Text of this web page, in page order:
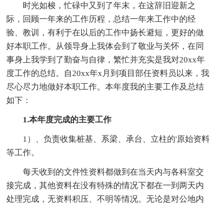
时光如梭，忙碌中又到了年末，在这辞旧迎新之
际，回顾一年来的工作历程，总结一年来工作中的经
验、教训，有利于在以后的工作中扬长避短，更好的做
好本职工作。从领导身上我体会到了敬业与关怀，在同
事身上我学到了勤奋与自律，繁忙并充实是我对20xx年
度工作的总结。自20xx年x月到项目部任资料员以来，我
尽心尽力地做好本职工作。本年度我的主要工作及总结
如下：
1.本年度完成的主要工作
1）、负责收集桩基、系梁、承台、立柱的'原始资料
等工作。
每天收到的文件性资料都做到在当天内与各科室交
接完成，其他资料在没有特殊的情况下都在一到两天内
处理完成，无资料积压、不明等情况。无论是对公地内